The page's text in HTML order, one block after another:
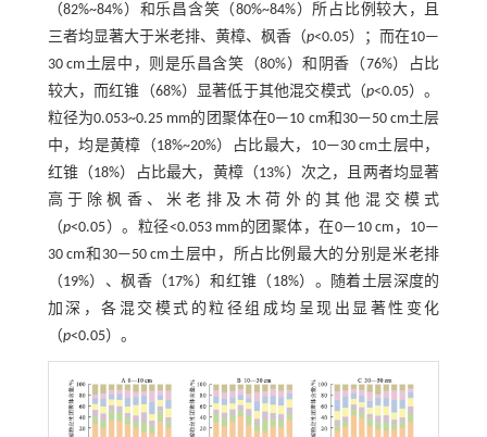
（82%~84%）和乐昌含笑（80%~84%）所占比例较大，且
三者均显著大于米老排、黄樟、枫香（p<0.05）；而在10—
30 cm土层中，则是乐昌含笑（80%）和阴香（76%）占比
较大，而红锥（68%）显著低于其他混交模式（p<0.05）。
粒径为0.053~0.25 mm的团聚体在0—10 cm和30—50 cm土层
中，均是黄樟（18%~20%）占比最大，10—30 cm土层中，
红锥（18%）占比最大，黄樟（13%）次之，且两者均显著
高于除枫香、米老排及木荷外的其他混交模式
（p<0.05）。粒径<0.053 mm的团聚体，在0—10 cm，10—
30 cm和30—50 cm土层中，所占比例最大的分别是米老排
（19%）、枫香（17%）和红锥（18%）。随着土层深度的
加深，各混交模式的粒径组成均呈现出显著性变化
（p<0.05）。